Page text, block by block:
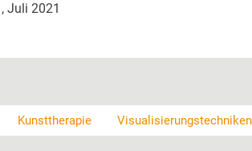
, Juli 2021
Kunsttherapie Visualisierungstechniken